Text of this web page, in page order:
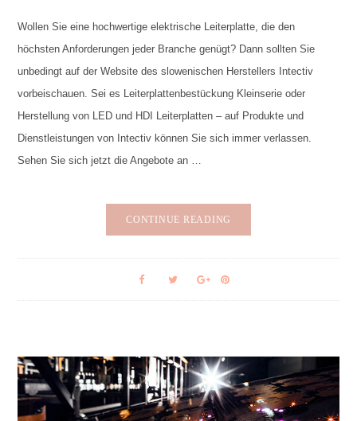
Wollen Sie eine hochwertige elektrische Leiterplatte, die den
höchsten Anforderungen jeder Branche genügt? Dann sollten Sie
unbedingt auf der Website des slowenischen Herstellers Intectiv
vorbeischauen. Sei es Leiterplattenbestückung Kleinserie oder
Herstellung von LED und HDI Leiterplatten – auf Produkte und
Dienstleistungen von Intectiv können Sie sich immer verlassen.
Sehen Sie sich jetzt die Angebote an …
CONTINUE READING